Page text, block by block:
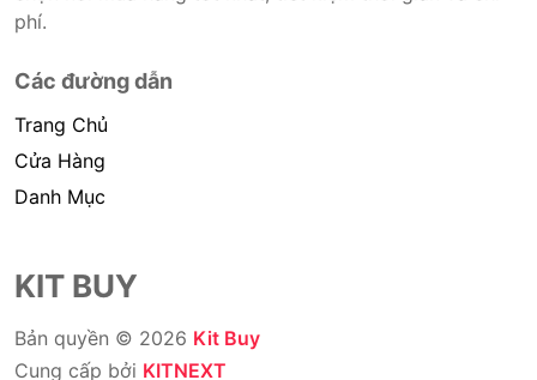
phí.
Các đường dẫn
Trang Chủ
Cửa Hàng
Danh Mục
KIT BUY
Bản quyền © 2026 Kit Buy
Cung cấp bởi KITNEXT